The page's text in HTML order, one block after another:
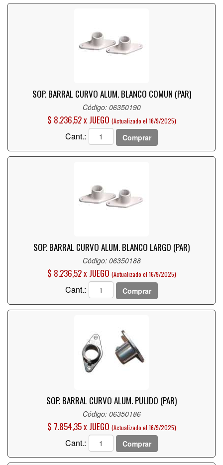
SOP. BARRAL CURVO ALUM. BLANCO COMUN (PAR)
Código: 06350190
$ 8.236,52 x JUEGO (Actualizado el 16/9/2025)
Cant.: Comprar
SOP. BARRAL CURVO ALUM. BLANCO LARGO (PAR)
Código: 06350188
$ 8.236,52 x JUEGO (Actualizado el 16/9/2025)
Cant.: Comprar
SOP. BARRAL CURVO ALUM. PULIDO (PAR)
Código: 06350186
$ 7.854,35 x JUEGO (Actualizado el 16/9/2025)
Cant.: Comprar